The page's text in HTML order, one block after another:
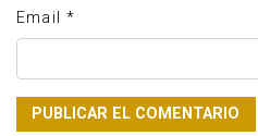
Email *